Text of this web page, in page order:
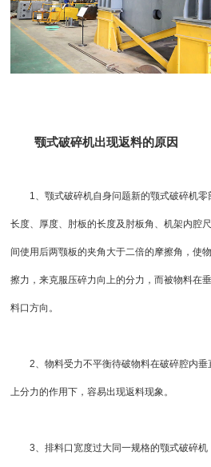
颚式破碎机出现返料的原因
1、颚式破碎机自身问题新的颚式破碎机零
长度、厚度、肘板的长度及肘板角、机架内腔
间使用后两颚板的夹角大于二倍的摩擦角，使
擦力，来克服压碎力向上的分力，而被物料在
料口方向。
2、物料受力不平衡待破物料在破碎腔内垂
上分力的作用下，容易出现返料现象。
3、排料口宽度过大同一规格的颚式破碎机